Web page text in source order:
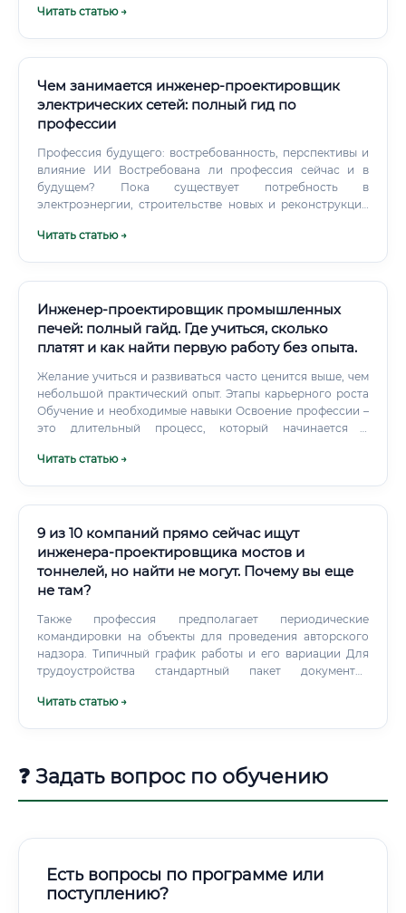
Читать статью →
Чем занимается инженер-проектировщик
электрических сетей: полный гид по
профессии
Профессия будущего: востребованность, перспективы и
влияние ИИ Востребована ли профессия сейчас и в
будущем? Пока существует потребность в
электроэнергии, строительстве новых и реконструкции
Читать статью →
Инженер-проектировщик промышленных
печей: полный гайд. Где учиться, сколько
платят и как найти первую работу без опыта.
Желание учиться и развиваться часто ценится выше, чем
небольшой практический опыт. Этапы карьерного роста
Обучение и необходимые навыки Освоение профессии –
это длительный процесс, который начинается с
"войти в IT" здесь не получится, так как цена ошибки
Читать статью →
9 из 10 компаний прямо сейчас ищут
инженера-проектировщика мостов и
тоннелей, но найти не могут. Почему вы еще
не там?
Также профессия предполагает периодические
командировки на объекты для проведения авторского
надзора. Типичный график работы и его вариации Для
трудоустройства стандартный пакет документов
дополнен: Дипломом о высшем профильном
Читать статью →
❓ Задать вопрос по обучению
Есть вопросы по программе или
поступлению?